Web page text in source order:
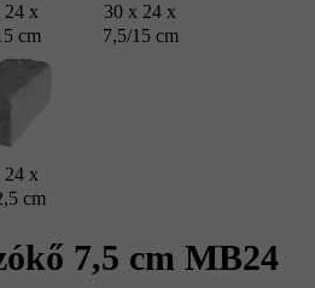
24 x
cm
30 x 24 x
7,5/15 cm
24 x
cm
7,5 cm MB24